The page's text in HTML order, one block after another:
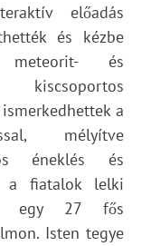
előadás
és kézbe
és
a
mélyítve
éneklés és
a fiatalok lelki
egy 27 fős
Isten tegye